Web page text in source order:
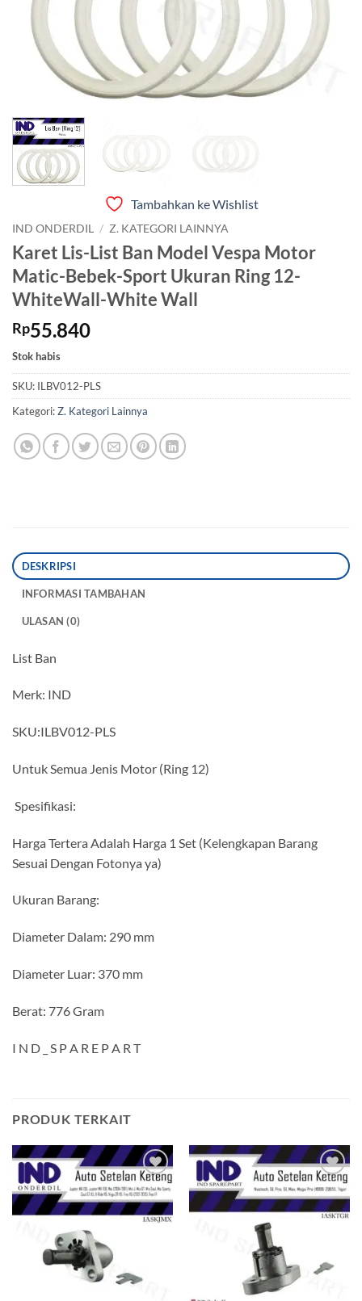
Tambahkan ke Wishlist
IND ONDERDIL / Z. KATEGORI LAINNYA
Karet Lis-List Ban Model Vespa Motor
Matic-Bebek-Sport Ukuran Ring 12-
WhiteWall-White Wall
Rp55.840
Stok habis
SKU: ILBV012-PLS
Kategori:Z. Kategori Lainnya
DESKRIPSI
INFORMASI TAMBAHAN
ULASAN (0)
List Ban
Merk: IND
SKU:ILBV012-PLS
Untuk Semua Jenis Motor (Ring 12)
Spesifikasi:
Harga Tertera Adalah Harga 1 Set (Kelengkapan Barang
Sesuai Dengan Fotonya ya)
Ukuran Barang:
Diameter Dalam: 290 mm
Diameter Luar: 370 mm
Berat: 776 Gram
I N D _ S P A R E P A R T
PRODUK TERKAIT
Tambahkan
ke Wishlist
Tambahkan
ke Wishlist